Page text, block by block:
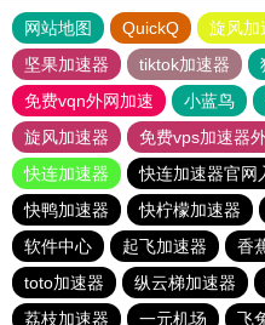
网站地图 QuickQ 旋风加
坚果加速器
tiktok加速器
免费vqn外网加速
小蓝鸟
旋风加速器
免费vps加速器
快连加速器
快连加速器官网
快鸭加速器
快柠檬加速器
软件中心
起飞加速器 香
toto加速器
纵云梯加速器
荔枝加速器
一元机场 飞